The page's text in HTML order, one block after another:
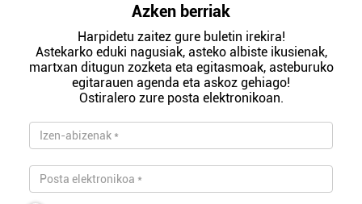
Azken berriak
Harpidetu zaitez gure buletin irekira!
Astekarko eduki nagusiak, asteko albiste ikusienak,
martxan ditugun zozketa eta egitasmoak, asteburuko
egitarauen agenda eta askoz gehiago!
Ostiralero zure posta elektronikoan.